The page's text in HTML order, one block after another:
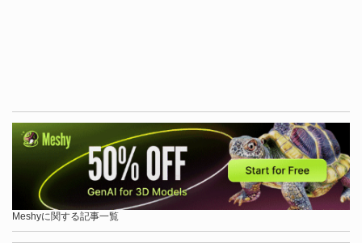
Meshyに関する記事一覧